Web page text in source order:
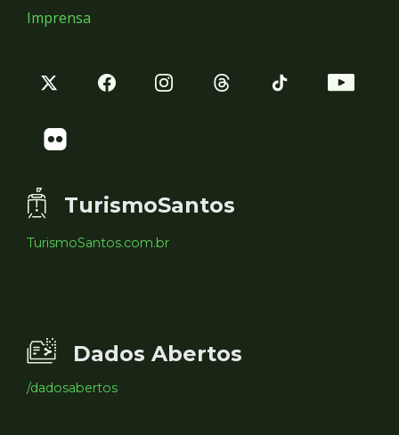
Imprensa
TurismoSantos
TurismoSantos.com.br
Dados Abertos
/dadosabertos